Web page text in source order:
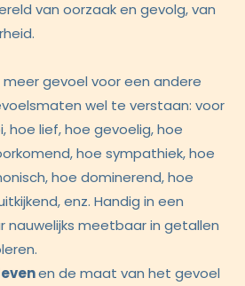
van oorzaak en gevolg, van
gevoel voor een andere
wel te verstaan: voor
hoe lief, hoe gevoelig, hoe
hoe sympathiek, hoe
hoe dominerend, hoe
enz. Handig in een
nauwelijks meetbaar in getallen
en de maat van het gevoel